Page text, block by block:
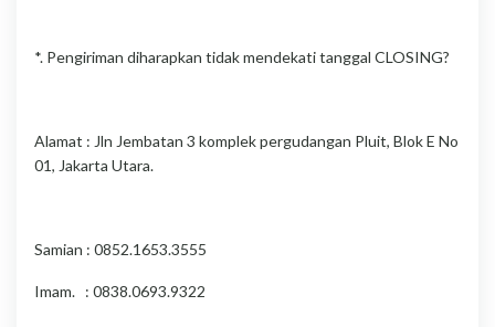
*. Pengiriman diharapkan tidak mendekati tanggal CLOSING?
Alamat : Jln Jembatan 3 komplek pergudangan Pluit, Blok E No
01, Jakarta Utara.
Samian : 0852.1653.3555
Imam. : 0838.0693.9322